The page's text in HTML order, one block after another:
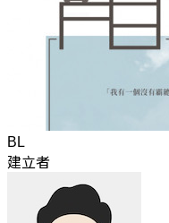
BL
建立者